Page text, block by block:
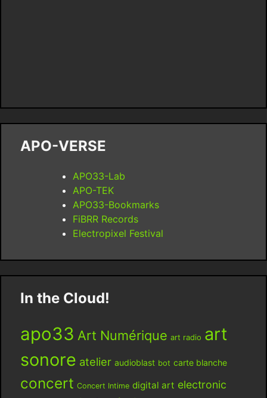
APO-VERSE
APO33-Lab
APO-TEK
APO33-Bookmarks
FiBRR Records
Electropixel Festival
In the Cloud!
apo33 Art Numérique art radio art
sonore atelier audioblast bot carte blanche
concert Concert Intime digital art electronic